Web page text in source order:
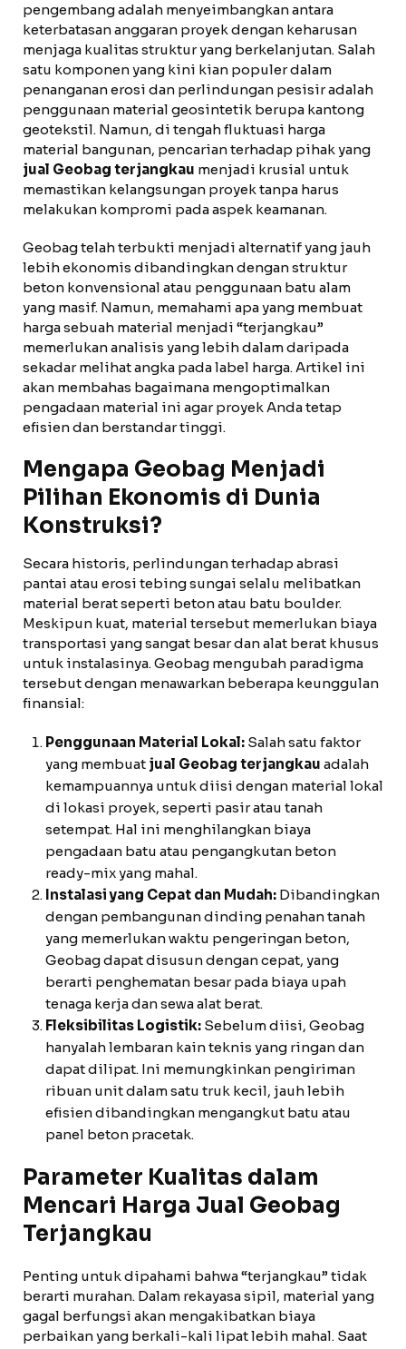
pengembang adalah menyeimbangkan antara
keterbatasan anggaran proyek dengan keharusan
menjaga kualitas struktur yang berkelanjutan. Salah
satu komponen yang kini kian populer dalam
penanganan erosi dan perlindungan pesisir adalah
penggunaan material geosintetik berupa kantong
geotekstil. Namun, di tengah fluktuasi harga
material bangunan, pencarian terhadap pihak yang
jual Geobag terjangkau menjadi krusial untuk
memastikan kelangsungan proyek tanpa harus
melakukan kompromi pada aspek keamanan.
Geobag telah terbukti menjadi alternatif yang jauh
lebih ekonomis dibandingkan dengan struktur
beton konvensional atau penggunaan batu alam
yang masif. Namun, memahami apa yang membuat
harga sebuah material menjadi “terjangkau”
memerlukan analisis yang lebih dalam daripada
sekadar melihat angka pada label harga. Artikel ini
akan membahas bagaimana mengoptimalkan
pengadaan material ini agar proyek Anda tetap
efisien dan berstandar tinggi.
Mengapa Geobag Menjadi
Pilihan Ekonomis di Dunia
Konstruksi?
Secara historis, perlindungan terhadap abrasi
pantai atau erosi tebing sungai selalu melibatkan
material berat seperti beton atau batu boulder.
Meskipun kuat, material tersebut memerlukan biaya
transportasi yang sangat besar dan alat berat khusus
untuk instalasinya. Geobag mengubah paradigma
tersebut dengan menawarkan beberapa keunggulan
finansial:
Penggunaan Material Lokal: Salah satu faktor
yang membuat jual Geobag terjangkau adalah
kemampuannya untuk diisi dengan material lokal
di lokasi proyek, seperti pasir atau tanah
setempat. Hal ini menghilangkan biaya
pengadaan batu atau pengangkutan beton
ready-mix yang mahal.
Instalasi yang Cepat dan Mudah: Dibandingkan
dengan pembangunan dinding penahan tanah
yang memerlukan waktu pengeringan beton,
Geobag dapat disusun dengan cepat, yang
berarti penghematan besar pada biaya upah
tenaga kerja dan sewa alat berat.
Fleksibilitas Logistik: Sebelum diisi, Geobag
hanyalah lembaran kain teknis yang ringan dan
dapat dilipat. Ini memungkinkan pengiriman
ribuan unit dalam satu truk kecil, jauh lebih
efisien dibandingkan mengangkut batu atau
panel beton pracetak.
Parameter Kualitas dalam
Mencari Harga Jual Geobag
Terjangkau
Penting untuk dipahami bahwa “terjangkau” tidak
berarti murahan. Dalam rekayasa sipil, material yang
gagal berfungsi akan mengakibatkan biaya
perbaikan yang berkali-kali lipat lebih mahal. Saat